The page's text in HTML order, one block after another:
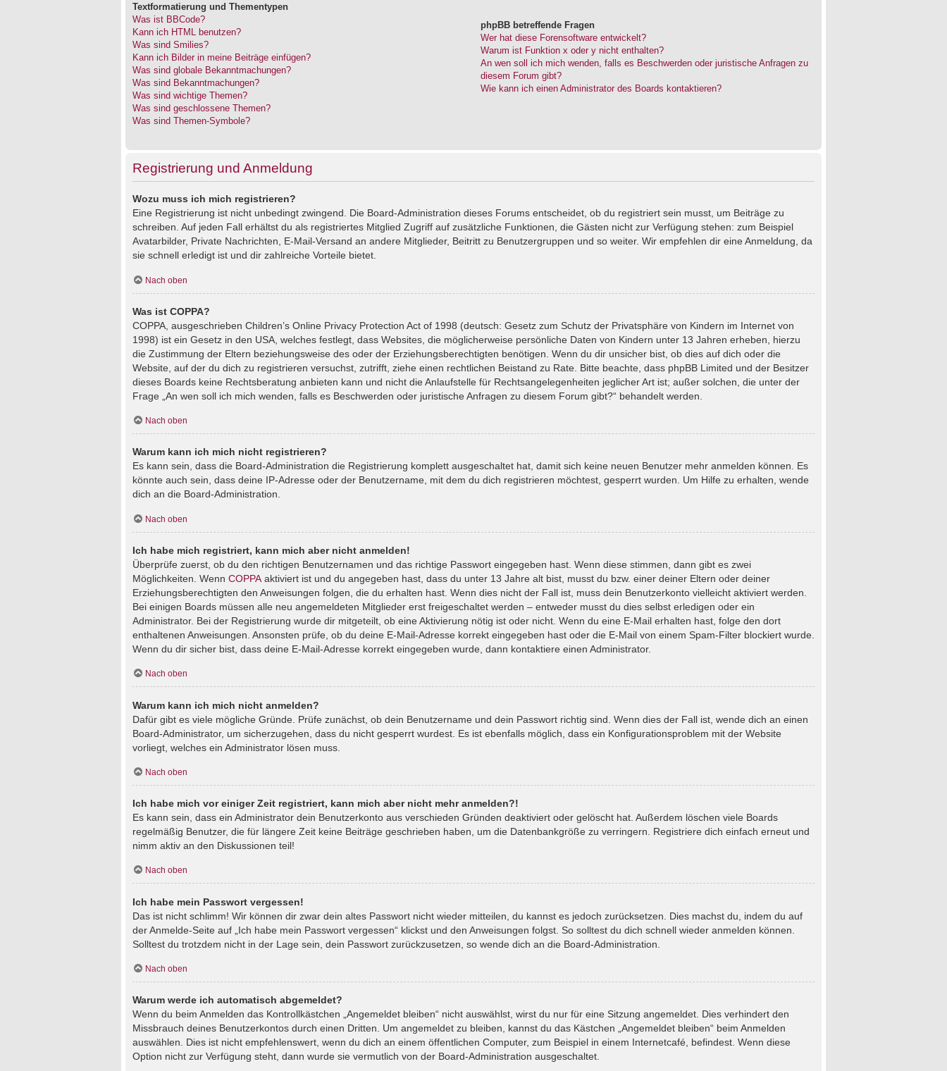
Textformatierung und Thementypen
Was ist BBCode?
Kann ich HTML benutzen?
Was sind Smilies?
Kann ich Bilder in meine Beiträge einfügen?
Was sind globale Bekanntmachungen?
Was sind Bekanntmachungen?
Was sind wichtige Themen?
Was sind geschlossene Themen?
Was sind Themen-Symbole?
phpBB betreffende Fragen
Wer hat diese Forensoftware entwickelt?
Warum ist Funktion x oder y nicht enthalten?
An wen soll ich mich wenden, falls es Beschwerden oder juristische Anfragen zu
diesem Forum gibt?
Wie kann ich einen Administrator des Boards kontaktieren?
Registrierung und Anmeldung
Wozu muss ich mich registrieren?
Eine Registrierung ist nicht unbedingt zwingend. Die Board-Administration dieses Forums entscheidet, ob du registriert sein musst, um Beiträge zu
schreiben. Auf jeden Fall erhältst du als registriertes Mitglied Zugriff auf zusätzliche Funktionen, die Gästen nicht zur Verfügung stehen: zum Beispiel
Avatarbilder, Private Nachrichten, E-Mail-Versand an andere Mitglieder, Beitritt zu Benutzergruppen und so weiter. Wir empfehlen dir eine Anmeldung, da
sie schnell erledigt ist und dir zahlreiche Vorteile bietet.
Nach oben
Was ist COPPA?
COPPA, ausgeschrieben Children’s Online Privacy Protection Act of 1998 (deutsch: Gesetz zum Schutz der Privatsphäre von Kindern im Internet von
1998) ist ein Gesetz in den USA, welches festlegt, dass Websites, die möglicherweise persönliche Daten von Kindern unter 13 Jahren erheben, hierzu
die Zustimmung der Eltern beziehungsweise des oder der Erziehungsberechtigten benötigen. Wenn du dir unsicher bist, ob dies auf dich oder die
Website, auf der du dich zu registrieren versuchst, zutrifft, ziehe einen rechtlichen Beistand zu Rate. Bitte beachte, dass phpBB Limited und der Besitzer
dieses Boards keine Rechtsberatung anbieten kann und nicht die Anlaufstelle für Rechtsangelegenheiten jeglicher Art ist; außer solchen, die unter der
Frage „An wen soll ich mich wenden, falls es Beschwerden oder juristische Anfragen zu diesem Forum gibt?“ behandelt werden.
Nach oben
Warum kann ich mich nicht registrieren?
Es kann sein, dass die Board-Administration die Registrierung komplett ausgeschaltet hat, damit sich keine neuen Benutzer mehr anmelden können. Es
könnte auch sein, dass deine IP-Adresse oder der Benutzername, mit dem du dich registrieren möchtest, gesperrt wurden. Um Hilfe zu erhalten, wende
dich an die Board-Administration.
Nach oben
Ich habe mich registriert, kann mich aber nicht anmelden!
Überprüfe zuerst, ob du den richtigen Benutzernamen und das richtige Passwort eingegeben hast. Wenn diese stimmen, dann gibt es zwei
Möglichkeiten. Wenn COPPA aktiviert ist und du angegeben hast, dass du unter 13 Jahre alt bist, musst du bzw. einer deiner Eltern oder deiner
Erziehungsberechtigten den Anweisungen folgen, die du erhalten hast. Wenn dies nicht der Fall ist, muss dein Benutzerkonto vielleicht aktiviert werden.
Bei einigen Boards müssen alle neu angemeldeten Mitglieder erst freigeschaltet werden – entweder musst du dies selbst erledigen oder ein
Administrator. Bei der Registrierung wurde dir mitgeteilt, ob eine Aktivierung nötig ist oder nicht. Wenn du eine E-Mail erhalten hast, folge den dort
enthaltenen Anweisungen. Ansonsten prüfe, ob du deine E-Mail-Adresse korrekt eingegeben hast oder die E-Mail von einem Spam-Filter blockiert wurde.
Wenn du dir sicher bist, dass deine E-Mail-Adresse korrekt eingegeben wurde, dann kontaktiere einen Administrator.
Nach oben
Warum kann ich mich nicht anmelden?
Dafür gibt es viele mögliche Gründe. Prüfe zunächst, ob dein Benutzername und dein Passwort richtig sind. Wenn dies der Fall ist, wende dich an einen
Board-Administrator, um sicherzugehen, dass du nicht gesperrt wurdest. Es ist ebenfalls möglich, dass ein Konfigurationsproblem mit der Website
vorliegt, welches ein Administrator lösen muss.
Nach oben
Ich habe mich vor einiger Zeit registriert, kann mich aber nicht mehr anmelden?!
Es kann sein, dass ein Administrator dein Benutzerkonto aus verschieden Gründen deaktiviert oder gelöscht hat. Außerdem löschen viele Boards
regelmäßig Benutzer, die für längere Zeit keine Beiträge geschrieben haben, um die Datenbankgröße zu verringern. Registriere dich einfach erneut und
nimm aktiv an den Diskussionen teil!
Nach oben
Ich habe mein Passwort vergessen!
Das ist nicht schlimm! Wir können dir zwar dein altes Passwort nicht wieder mitteilen, du kannst es jedoch zurücksetzen. Dies machst du, indem du auf
der Anmelde-Seite auf „Ich habe mein Passwort vergessen“ klickst und den Anweisungen folgst. So solltest du dich schnell wieder anmelden können.
Solltest du trotzdem nicht in der Lage sein, dein Passwort zurückzusetzen, so wende dich an die Board-Administration.
Nach oben
Warum werde ich automatisch abgemeldet?
Wenn du beim Anmelden das Kontrollkästchen „Angemeldet bleiben“ nicht auswählst, wirst du nur für eine Sitzung angemeldet. Dies verhindert den
Missbrauch deines Benutzerkontos durch einen Dritten. Um angemeldet zu bleiben, kannst du das Kästchen „Angemeldet bleiben“ beim Anmelden
auswählen. Dies ist nicht empfehlenswert, wenn du dich an einem öffentlichen Computer, zum Beispiel in einem Internetcafé, befindest. Wenn diese
Option nicht zur Verfügung steht, dann wurde sie vermutlich von der Board-Administration ausgeschaltet.